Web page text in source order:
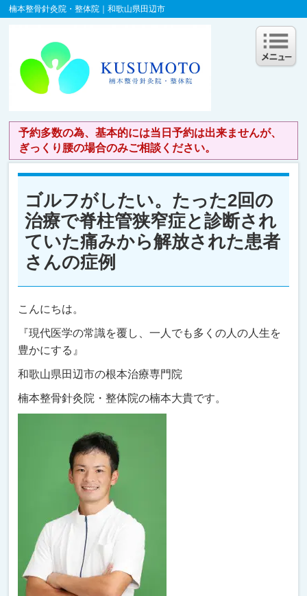
楠本整骨針灸院・整体院｜和歌山県田辺市
予約多数の為、基本的には当日予約は出来ませんが、
ぎっくり腰の場合のみご相談ください。
ゴルフがしたい。たった2回の
治療で脊柱管狭窄症と診断され
ていた痛みから解放された患者
さんの症例
こんにちは。
『現代医学の常識を覆し、一人でも多くの人の人生を
豊かにする』
和歌山県田辺市の根本治療専門院
楠本整骨針灸院・整体院の楠本大貴です。